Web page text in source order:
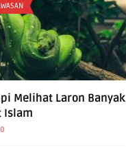
Melihat Laron Banyak
Islam
0